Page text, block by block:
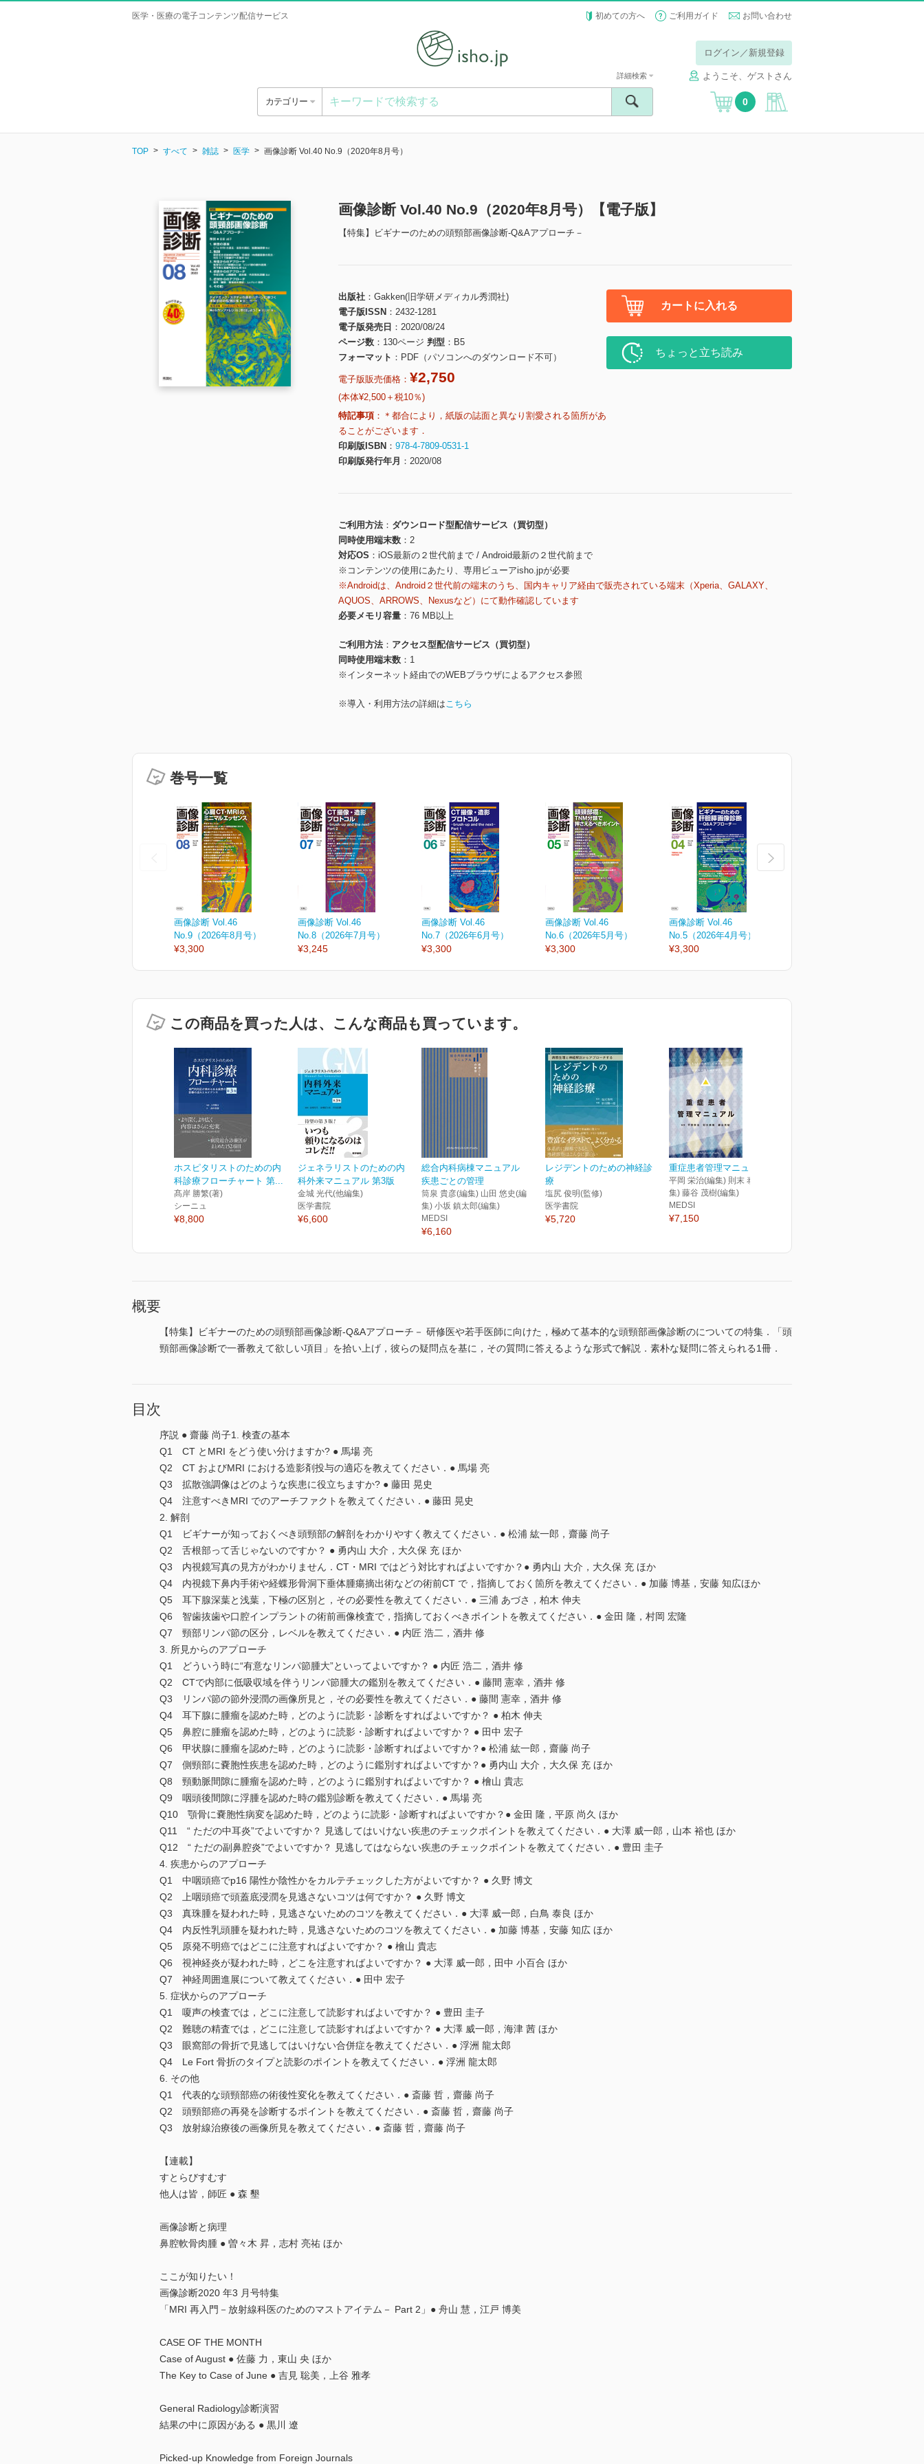
医学・医療の電子コンテンツ配信サービス 初めての方へ ご利用ガイド お問い合わせ
ログイン／新規登録
ようこそ、ゲストさん
カテゴリー
詳細検索
0
TOP すべて 雑誌 医学 画像診断 Vol.40 No.9（2020年8月号）
画像診断 Vol.40 No.9（2020年8月号）【電子版】
【特集】ビギナーのための頭頸部画像診断-Q&Aアプローチ－
出版社
Gakken(旧学研メディカル秀潤社)
電子版ISSN
2432-1281
電子版発売日
2020/08/24
ページ数
130ページ 判型
B5
フォーマット
PDF（パソコンへのダウンロード不可）
電子版販売価格： ¥2,750
(本体¥2,500＋税10％)
特記事項
＊都合により，紙版の誌面と異なり割愛される箇所があ
ることがございます．
印刷版ISBN
978-4-7809-0531-1
印刷版発行年月
2020/08
カートに入れる
ちょっと立ち読み
ご利用方法
ダウンロード型配信サービス（買切型）
同時使用端末数
2
対応OS
iOS最新の２世代前まで / Android最新の２世代前まで
※コンテンツの使用にあたり、専用ビューアisho.jpが必要
※Androidは、Android２世代前の端末のうち、国内キャリア経由で販売されている端末（Xperia、GALAXY、
AQUOS、ARROWS、Nexusなど）にて動作確認しています
必要メモリ容量
76 MB以上
ご利用方法
アクセス型配信サービス（買切型）
同時使用端末数
1
※インターネット経由でのWEBブラウザによるアクセス参照
※導入・利用方法の詳細はこちら
巻号一覧
画像診断 Vol.46
No.9（2026年8月号）
¥3,300
画像診断 Vol.46
No.8（2026年7月号）
¥3,245
画像診断 Vol.46
No.7（2026年6月号）
¥3,300
画像診断 Vol.46
No.6（2026年5月号）
¥3,300
画像診断 Vol.46
No.5（2026年4月号）
¥3,300
この商品を買った人は、こんな商品も買っています。
ホスピタリストのための内
科診療フローチャート 第...
髙岸 勝繁(著)
シーニュ
¥8,800
ジェネラリストのための内
科外来マニュアル 第3版
金城 光代(他編集)
医学書院
¥6,600
総合内科病棟マニュアル
疾患ごとの管理
筒泉 貴彦(編集) 山田 悠史(編
集) 小坂 鎮太郎(編集)
MEDSI
¥6,160
レジデントのための神経診
療
塩尻 俊明(監修)
医学書院
¥5,720
重症患者管理マニュアル
平岡 栄治(編集) 則末 泰博(編
集) 藤谷 茂樹(編集)
MEDSI
¥7,150
概要
【特集】ビギナーのための頭頸部画像診断-Q&Aアプローチ－ 研修医や若手医師に向けた，極めて基本的な頭頸部画像診断のについての特集．「頭
頸部画像診断で一番教えて欲しい項目」を拾い上げ，彼らの疑問点を基に，その質問に答えるような形式で解説．素朴な疑問に答えられる1冊．
目次
序説 ● 齋藤 尚子1. 検査の基本
Q1 CT とMRI をどう使い分けますか? ● 馬場 亮
Q2 CT およびMRI における造影剤投与の適応を教えてください．● 馬場 亮
Q3 拡散強調像はどのような疾患に役立ちますか? ● 藤田 晃史
Q4 注意すべきMRI でのアーチファクトを教えてください．● 藤田 晃史
2. 解剖
Q1 ビギナーが知っておくべき頭頸部の解剖をわかりやすく教えてください．● 松浦 紘一郎，齋藤 尚子
Q2 舌根部って舌じゃないのですか？ ● 勇内山 大介，大久保 充 ほか
Q3 内視鏡写真の見方がわかりません．CT・MRI ではどう対比すればよいですか？● 勇内山 大介，大久保 充 ほか
Q4 内視鏡下鼻内手術や経蝶形骨洞下垂体腫瘍摘出術などの術前CT で，指摘しておく箇所を教えてください．● 加藤 博基，安藤 知広ほか
Q5 耳下腺深葉と浅葉，下極の区別と，その必要性を教えてください．● 三浦 あづさ，柏木 伸夫
Q6 智歯抜歯や口腔インプラントの術前画像検査で，指摘しておくべきポイントを教えてください．● 金田 隆，村岡 宏隆
Q7 頸部リンパ節の区分，レベルを教えてください．● 内匠 浩二，酒井 修
3. 所見からのアプローチ
Q1 どういう時に“有意なリンパ節腫大”といってよいですか？ ● 内匠 浩二，酒井 修
Q2 CTで内部に低吸収域を伴うリンパ節腫大の鑑別を教えてください．● 藤間 憲幸，酒井 修
Q3 リンパ節の節外浸潤の画像所見と，その必要性を教えてください．● 藤間 憲幸，酒井 修
Q4 耳下腺に腫瘤を認めた時，どのように読影・診断をすればよいですか？ ● 柏木 伸夫
Q5 鼻腔に腫瘤を認めた時，どのように読影・診断すればよいですか？ ● 田中 宏子
Q6 甲状腺に腫瘤を認めた時，どのように読影・診断すればよいですか？● 松浦 紘一郎，齋藤 尚子
Q7 側頸部に嚢胞性疾患を認めた時，どのように鑑別すればよいですか？● 勇内山 大介，大久保 充 ほか
Q8 頸動脈間隙に腫瘤を認めた時，どのように鑑別すればよいですか？ ● 檜山 貴志
Q9 咽頭後間隙に浮腫を認めた時の鑑別診断を教えてください．● 馬場 亮
Q10 顎骨に嚢胞性病変を認めた時，どのように読影・診断すればよいですか？● 金田 隆，平原 尚久 ほか
Q11 “ ただの中耳炎”でよいですか？ 見逃してはいけない疾患のチェックポイントを教えてください．● 大澤 威一郎，山本 裕也 ほか
Q12 “ ただの副鼻腔炎”でよいですか？ 見逃してはならない疾患のチェックポイントを教えてください．● 豊田 圭子
4. 疾患からのアプローチ
Q1 中咽頭癌でp16 陽性か陰性かをカルテチェックした方がよいですか？ ● 久野 博文
Q2 上咽頭癌で頭蓋底浸潤を見逃さないコツは何ですか？ ● 久野 博文
Q3 真珠腫を疑われた時，見逃さないためのコツを教えてください．● 大澤 威一郎，白鳥 泰良 ほか
Q4 内反性乳頭腫を疑われた時，見逃さないためのコツを教えてください．● 加藤 博基，安藤 知広 ほか
Q5 原発不明癌ではどこに注意すればよいですか？ ● 檜山 貴志
Q6 視神経炎が疑われた時，どこを注意すればよいですか？ ● 大澤 威一郎，田中 小百合 ほか
Q7 神経周囲進展について教えてください．● 田中 宏子
5. 症状からのアプローチ
Q1 嗄声の検査では，どこに注意して読影すればよいですか？ ● 豊田 圭子
Q2 難聴の精査では，どこに注意して読影すればよいですか？ ● 大澤 威一郎，海津 茜 ほか
Q3 眼窩部の骨折で見逃してはいけない合併症を教えてください．● 浮洲 龍太郎
Q4 Le Fort 骨折のタイプと読影のポイントを教えてください．● 浮洲 龍太郎
6. その他
Q1 代表的な頭頸部癌の術後性変化を教えてください．● 斎藤 哲，齋藤 尚子
Q2 頭頸部癌の再発を診断するポイントを教えてください．● 斎藤 哲，齋藤 尚子
Q3 放射線治療後の画像所見を教えてください．● 斎藤 哲，齋藤 尚子
【連載】
すとらびすむす
他人は皆，師匠 ● 森 墾
画像診断と病理
鼻腔軟骨肉腫 ● 曽々木 昇，志村 亮祐 ほか
ここが知りたい！
画像診断2020 年3 月号特集
「MRI 再入門－放射線科医のためのマストアイテム－ Part 2」● 舟山 慧，江戸 博美
CASE OF THE MONTH
Case of August ● 佐藤 力，東山 央 ほか
The Key to Case of June ● 吉見 聡美，上谷 雅孝
General Radiology診断演習
結果の中に原因がある ● 黒川 遼
Picked-up Knowledge from Foreign Journals